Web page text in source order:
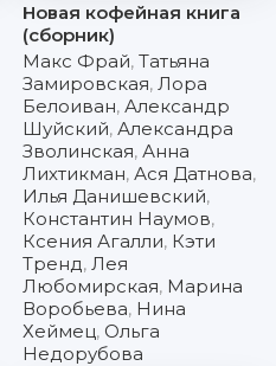
Новая кофейная книга
(сборник)
Макс Фрай, Татьяна
Замировская, Лора
Белоиван, Александр
Шуйский, Александра
Зволинская, Анна
Лихтикман, Ася Датнова,
Илья Данишевский,
Константин Наумов,
Ксения Агалли, Кэти
Тренд, Лея
Любомирская, Марина
Воробьева, Нина
Хеймец, Ольга
Недорубова